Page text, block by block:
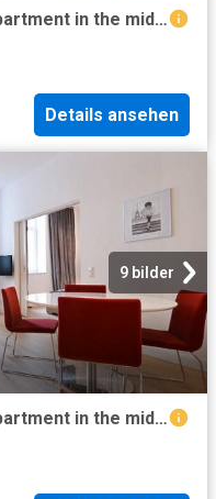
Luxury 1 bedroom business apartment in the middle of Frankfurt city near Goethe house perfect for interim rent, Frankfurt Amsterdam Apartments for Rent
Details ansehen
9 bilder
Luxury 1 bedroom business apartment in the middle of Frankfurt city near Goethe house perfect for interim rent